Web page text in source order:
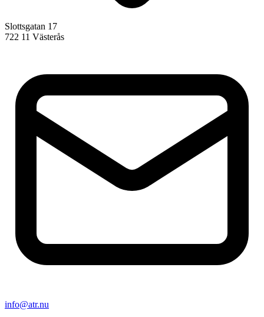
Slottsgatan 17
722 11 Västerås
info@atr.nu